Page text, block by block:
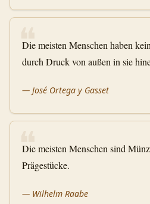
❝
Die meisten Menschen haben
durch Druck von außen in sie
— José Ortega y Gasset
❝
Die meisten Menschen sind
Prägestücke.
— Wilhelm Raabe